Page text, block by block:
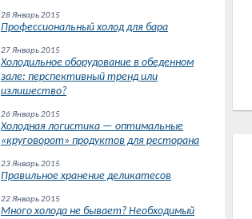
28 Январь 2015
Профессиональный холод для бара
27 Январь 2015
Холодильное оборудование в обеденном
зале: перспективный тренд или
излишество?
26 Январь 2015
Холодная логистика — оптимальные
«круговорот» продуктов для ресторана
23 Январь 2015
Правильное хранение деликатесов
22 Январь 2015
Много холода не бывает? Необходимый